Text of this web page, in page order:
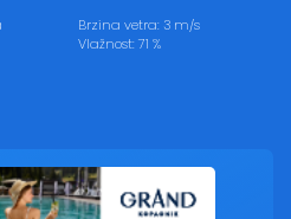
Brzina vetra: 3 m/s
Vlažnost: 71 %